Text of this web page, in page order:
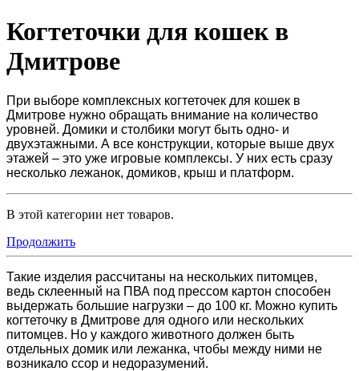
Когтеточки для кошек в
Дмитрове
При выборе комплексных когтеточек для кошек в
Дмитрове нужно обращать внимание на количество
уровней. Домики и столбики могут быть одно- и
двухэтажными. А все конструкции, которые выше двух
этажей – это уже игровые комплексы. У них есть сразу
несколько лежанок, домиков, крыш и платформ.
В этой категории нет товаров.
Продолжить
Такие изделия рассчитаны на нескольких питомцев,
ведь склеенный на ПВА под прессом картон способен
выдержать большие нагрузки – до 100 кг. Можно купить
когтеточку в Дмитрове для одного или нескольких
питомцев. Но у каждого животного должен быть
отдельных домик или лежанка, чтобы между ними не
возникало ссор и недоразумений.